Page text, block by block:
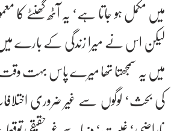
میں مکمل ہو جاتا ہے‘ یہ آٹھ گھنٹے کا
لیکن اس نے میرا زندگی کے بارے میں
میں یہ سمجھتا تھا میرے پاس بہت
کی بحث‘ لوگوں سے غیر ضروری